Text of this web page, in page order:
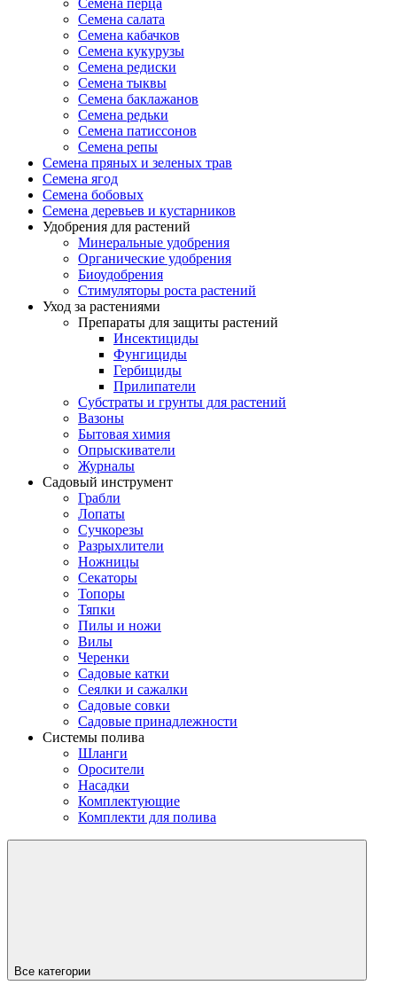
Семена салата
Семена кабачков
Семена кукурузы
Семена редиски
Семена тыквы
Семена баклажанов
Семена редьки
Семена патиссонов
Семена репы
Семена пряных и зеленых трав
Семена ягод
Семена бобовых
Семена деревьев и кустарников
Удобрения для растений
Минеральные удобрения
Органические удобрения
Биоудобрения
Стимуляторы роста растений
Уход за растениями
Препараты для защиты растений
Инсектициды
Фунгициды
Гербициды
Прилипатели
Субстраты и грунты для растений
Вазоны
Бытовая химия
Опрыскиватели
Журналы
Садовый инструмент
Грабли
Лопаты
Сучкорезы
Разрыхлители
Ножницы
Секаторы
Топоры
Тяпки
Пилы и ножи
Вилы
Черенки
Садовые катки
Сеялки и сажалки
Садовые совки
Садовые принадлежности
Системы полива
Шланги
Оросители
Насадки
Комплектующие
Комплекти для полива
Все категории